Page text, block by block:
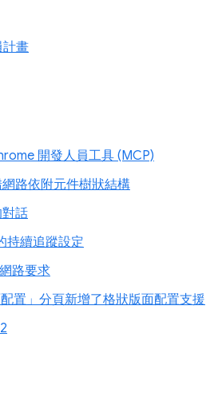
畫
開發人員工具 (MCP)
路依附元件樹狀結構
話
持續追蹤設定
路要求
配置」分頁新增了格狀版面配置支援